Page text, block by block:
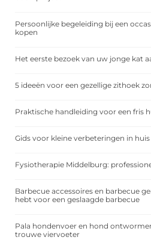
Persoonlijke begeleiding bij een
kopen
Het eerste bezoek van uw jonge kat
5 ideeën voor een gezellige zithoek
Praktische handleiding voor een fris
Gids voor kleine verbeteringen in
Fysiotherapie Middelburg:
Barbecue accessoires en barbecue
hebt voor een geslaagde barbecue
Pala hondenvoer en hond
trouwe viervoeter